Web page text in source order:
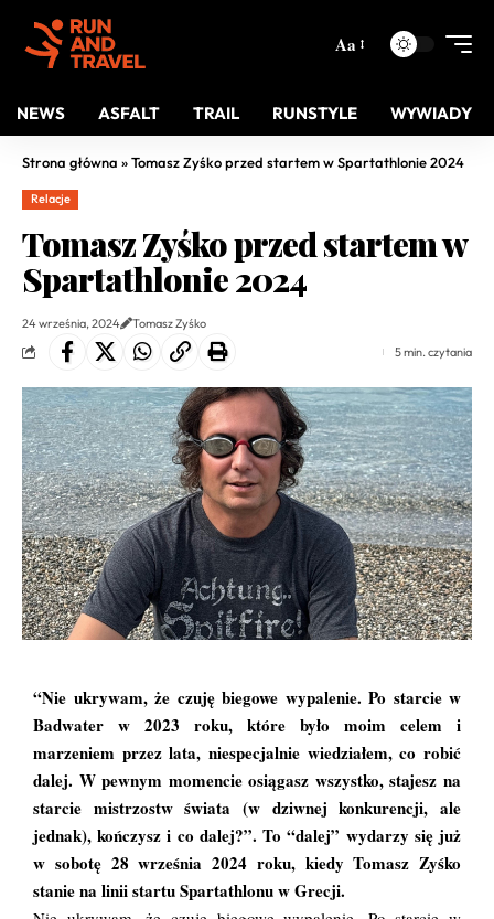
Aa
NEWS ASFALT TRAIL RUNSTYLE WYWIADY
Strona główna »Tomasz Zyśko przed startem w Spartathlonie 2024
Relacje
Tomasz Zyśko przed startem w
Spartathlonie 2024
24 września, 2024
Tomasz Zyśko
5 min. czytania
“Nie ukrywam, że czuję biegowe wypalenie. Po starcie w
Badwater w 2023 roku, które było moim celem i
marzeniem przez lata, niespecjalnie wiedziałem, co robić
dalej. W pewnym momencie osiągasz wszystko, stajesz na
starcie mistrzostw świata (w dziwnej konkurencji, ale
jednak), kończysz i co dalej?”. To “dalej” wydarzy się już
w sobotę 28 września 2024 roku, kiedy Tomasz Zyśko
stanie na linii startu Spartathlonu w Grecji.